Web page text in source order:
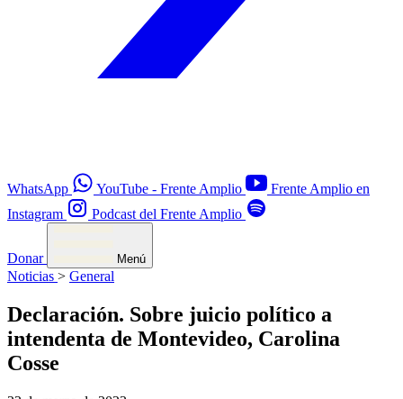
WhatsApp YouTube - Frente Amplio
Frente Amplio en
Instagram
Podcast del Frente Amplio
Donar Menú
Noticias > General
Declaración. Sobre juicio político a
intendenta de Montevideo, Carolina
Cosse